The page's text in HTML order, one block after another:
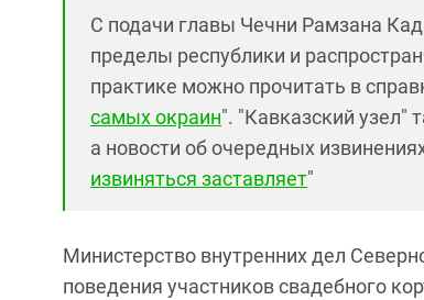
С подачи главы Чечни Рамзана
пределы республики и
практике можно прочитать в
самых окраин". "Кавказский узел"
а новости об очередных
извиняться заставляет"
Министерство внутренних дел
поведения участников свадебного